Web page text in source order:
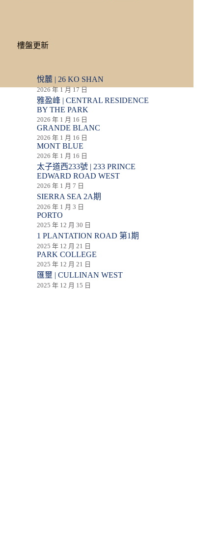
樓盤更新
悅麓 | 26 KO SHAN
2026 年 1 月 17 日
雅盈峰 | CENTRAL RESIDENCE
BY THE PARK
2026 年 1 月 16 日
GRANDE BLANC
2026 年 1 月 16 日
MONT BLUE
2026 年 1 月 16 日
太子道西233號 | 233 PRINCE
EDWARD ROAD WEST
2026 年 1 月 7 日
SIERRA SEA 2A期
2026 年 1 月 3 日
PORTO
2025 年 12 月 30 日
1 PLANTATION ROAD 第1期
2025 年 12 月 21 日
PARK COLLEGE
2025 年 12 月 21 日
匯壐 | CULLINAN WEST
2025 年 12 月 15 日